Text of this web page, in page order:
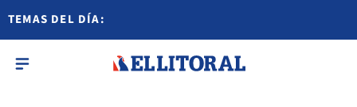
TEMAS DEL DÍA: